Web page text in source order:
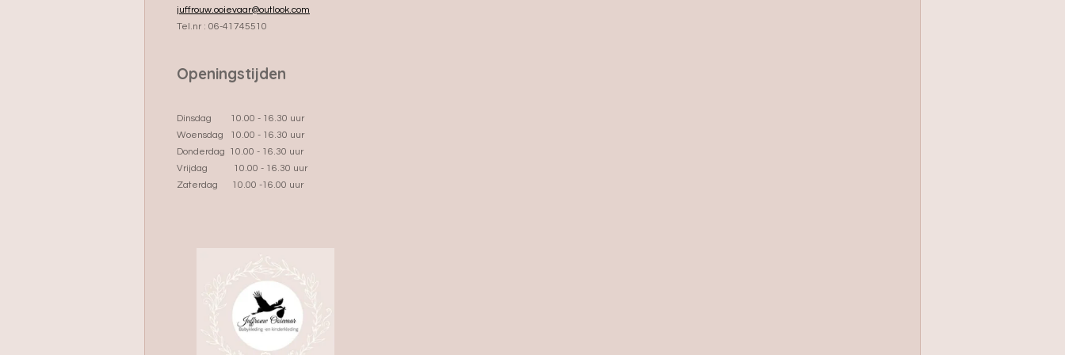
juffrouw.ooievaar@outlook.com
Tel.nr : 06-41745510
Openingstijden
Dinsdag 10.00 - 16.30 uur
Woensdag 10.00 - 16.30 uur
Donderdag 10.00 - 16.30 uur
Vrijdag 10.00 - 16.30 uur
Zaterdag 10.00 -16.00 uur